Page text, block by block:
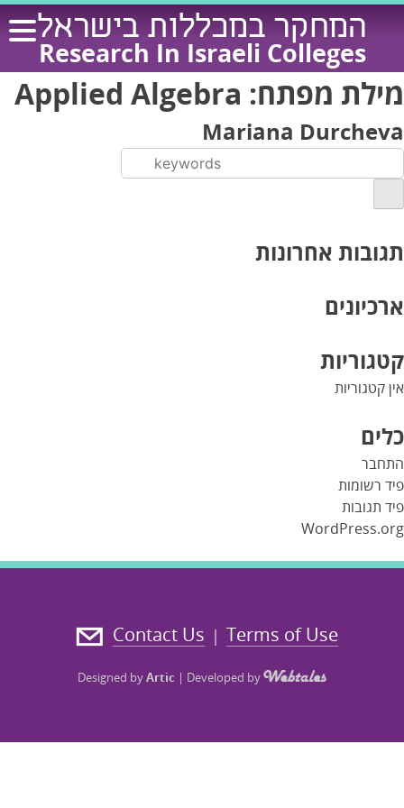
Skip
content
המחקר במכללות בישראל
Research In Israeli Colleges
מילת מפתח: Applied Algebra
Mariana Durcheva
תגובות אחרונות
ארכיונים
קטגוריות
אין קטגוריות
כלים
התחבר
פיד רשומות
פיד תגובות
WordPress.org
Terms of Use
|
Contact Us
Designed byArtic | Developed by